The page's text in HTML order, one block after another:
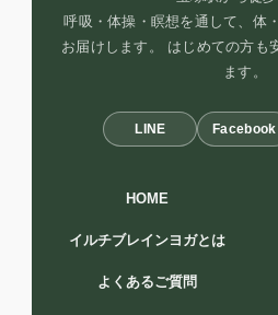
呼吸・体操・瞑想を通して、体
お届けします。 はじめての方も
ます。
LINE Facebook
HOME
イルチブレインヨガとは
よくあるご質問